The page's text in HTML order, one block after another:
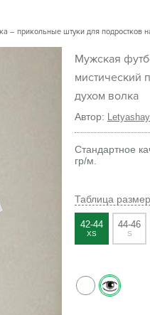
– прикольные штуки для подростков
Мужская футболка Pure с принтом
мистический
духом волка
Автор:
Стандартное
гр/м.
Таблица
42-44
XS
44-46
S